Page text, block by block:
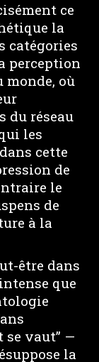
ce
la
catégories
perception
monde, où
du réseau
les
cette
de
le
de
à la
être dans
que
se vaut” —
la